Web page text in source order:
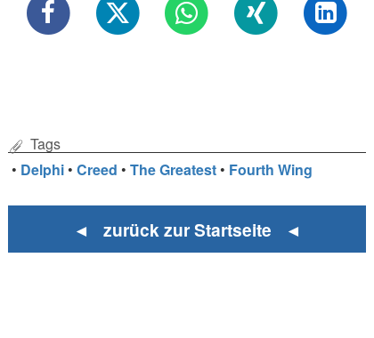
Tags
• Delphi •Creed •The Greatest • Fourth Wing
◄ zurück zur Startseite ◄